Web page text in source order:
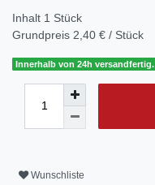
Inhalt 1 Stück
Grundpreis 2,40 € / Stück
Innerhalb von 24h versandfertig.
Wunschliste